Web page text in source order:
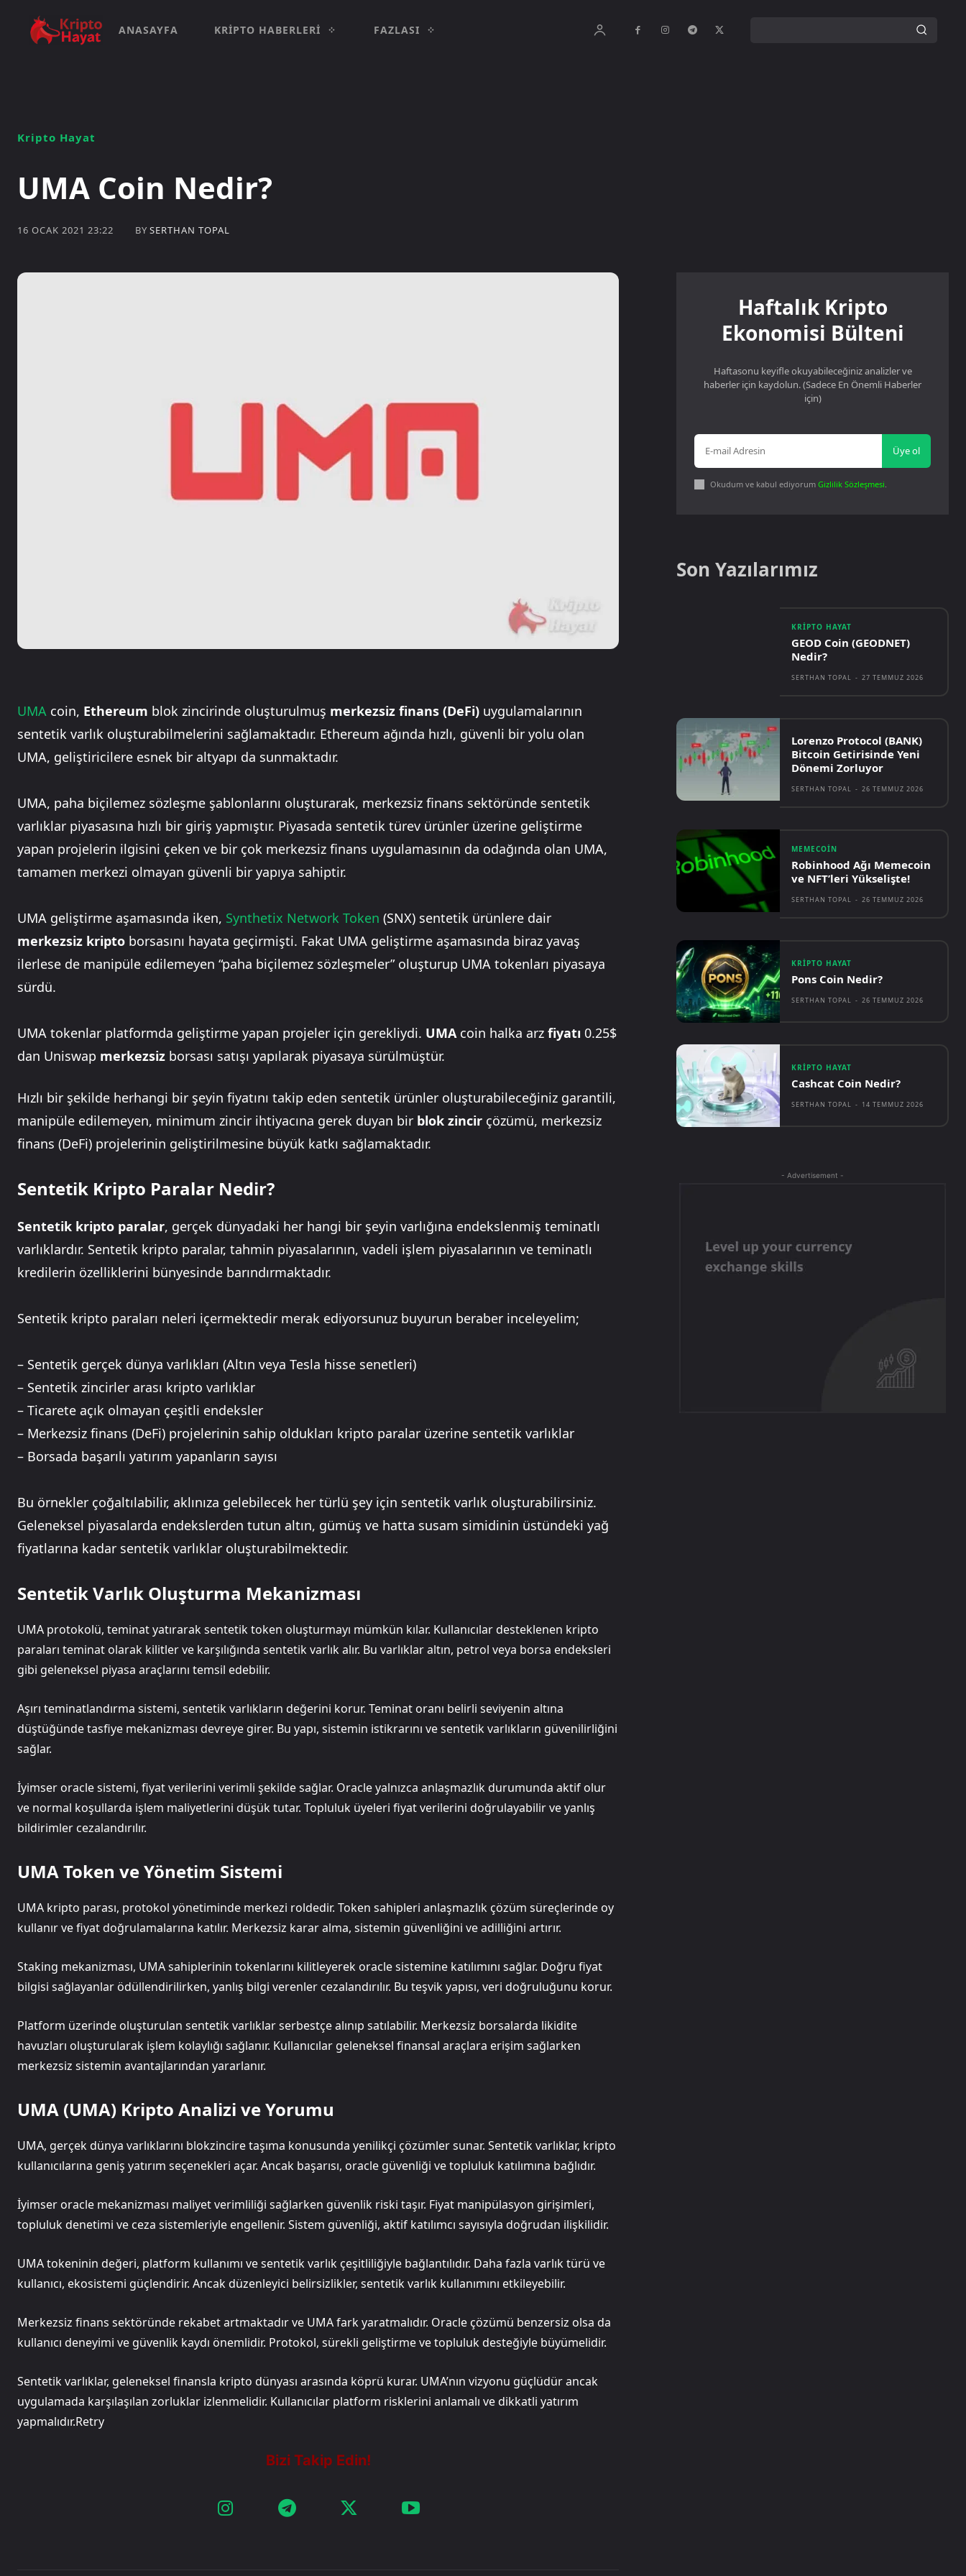
ANASAYFA KRIPTO HABERLERI FAZLASI
Kripto Hayat
UMA Coin Nedir?
16 OCAK 2021 23:22 BY SERTHAN TOPAL
UMA coin, Ethereum blok zincirinde oluşturulmuş merkezsiz finans (DeFi) uygulamalarının
sentetik varlık oluşturabilmelerini sağlamaktadır. Ethereum ağında hızlı, güvenli bir yolu olan
UMA, geliştiricilere esnek bir altyapı da sunmaktadır.
UMA, paha biçilemez sözleşme şablonlarını oluşturarak, merkezsiz finans sektöründe sentetik
varlıklar piyasasına hızlı bir giriş yapmıştır. Piyasada sentetik türev ürünler üzerine geliştirme
yapan projelerin ilgisini çeken ve bir çok merkezsiz finans uygulamasının da odağında olan UMA,
tamamen merkezi olmayan güvenli bir yapıya sahiptir.
UMA geliştirme aşamasında iken, Synthetix Network Token (SNX) sentetik ürünlere dair
merkezsiz kripto borsasını hayata geçirmişti. Fakat UMA geliştirme aşamasında biraz yavaş
ilerlese de manipüle edilemeyen “paha biçilemez sözleşmeler” oluşturup UMA tokenları piyasaya
sürdü.
UMA tokenlar platformda geliştirme yapan projeler için gerekliydi. UMA coin halka arz fiyatı 0.25$
dan Uniswap merkezsiz borsası satışı yapılarak piyasaya sürülmüştür.
Hızlı bir şekilde herhangi bir şeyin fiyatını takip eden sentetik ürünler oluşturabileceğiniz garantili,
manipüle edilemeyen, minimum zincir ihtiyacına gerek duyan bir blok zincir çözümü, merkezsiz
finans (DeFi) projelerinin geliştirilmesine büyük katkı sağlamaktadır.
Sentetik Kripto Paralar Nedir?
Sentetik kripto paralar, gerçek dünyadaki her hangi bir şeyin varlığına endekslenmiş teminatlı
varlıklardır. Sentetik kripto paralar, tahmin piyasalarının, vadeli işlem piyasalarının ve teminatlı
kredilerin özelliklerini bünyesinde barındırmaktadır.
Sentetik kripto paraları neleri içermektedir merak ediyorsunuz buyurun beraber inceleyelim;
– Sentetik gerçek dünya varlıkları (Altın veya Tesla hisse senetleri)
– Sentetik zincirler arası kripto varlıklar
– Ticarete açık olmayan çeşitli endeksler
– Merkezsiz finans (DeFi) projelerinin sahip oldukları kripto paralar üzerine sentetik varlıklar
– Borsada başarılı yatırım yapanların sayısı
Bu örnekler çoğaltılabilir, aklınıza gelebilecek her türlü şey için sentetik varlık oluşturabilirsiniz.
Geleneksel piyasalarda endekslerden tutun altın, gümüş ve hatta susam simidinin üstündeki yağ
fiyatlarına kadar sentetik varlıklar oluşturabilmektedir.
Sentetik Varlık Oluşturma Mekanizması
UMA protokolü, teminat yatırarak sentetik token oluşturmayı mümkün kılar. Kullanıcılar desteklenen kripto
paraları teminat olarak kilitler ve karşılığında sentetik varlık alır. Bu varlıklar altın, petrol veya borsa endeksleri
gibi geleneksel piyasa araçlarını temsil edebilir.
Aşırı teminatlandırma sistemi, sentetik varlıkların değerini korur. Teminat oranı belirli seviyenin altına
düştüğünde tasfiye mekanizması devreye girer. Bu yapı, sistemin istikrarını ve sentetik varlıkların güvenilirliğini
sağlar.
İyimser oracle sistemi, fiyat verilerini verimli şekilde sağlar. Oracle yalnızca anlaşmazlık durumunda aktif olur
ve normal koşullarda işlem maliyetlerini düşük tutar. Topluluk üyeleri fiyat verilerini doğrulayabilir ve yanlış
bildirimler cezalandırılır.
UMA Token ve Yönetim Sistemi
UMA kripto parası, protokol yönetiminde merkezi roldedir. Token sahipleri anlaşmazlık çözüm süreçlerinde oy
kullanır ve fiyat doğrulamalarına katılır. Merkezsiz karar alma, sistemin güvenliğini ve adilliğini artırır.
Staking mekanizması, UMA sahiplerinin tokenlarını kilitleyerek oracle sistemine katılımını sağlar. Doğru fiyat
bilgisi sağlayanlar ödüllendirilirken, yanlış bilgi verenler cezalandırılır. Bu teşvik yapısı, veri doğruluğunu korur.
Platform üzerinde oluşturulan sentetik varlıklar serbestçe alınıp satılabilir. Merkezsiz borsalarda likidite
havuzları oluşturularak işlem kolaylığı sağlanır. Kullanıcılar geleneksel finansal araçlara erişim sağlarken
merkezsiz sistemin avantajlarından yararlanır.
UMA (UMA) Kripto Analizi ve Yorumu
UMA, gerçek dünya varlıklarını blokzincire taşıma konusunda yenilikçi çözümler sunar. Sentetik varlıklar, kripto
kullanıcılarına geniş yatırım seçenekleri açar. Ancak başarısı, oracle güvenliği ve topluluk katılımına bağlıdır.
İyimser oracle mekanizması maliyet verimliliği sağlarken güvenlik riski taşır. Fiyat manipülasyon girişimleri,
topluluk denetimi ve ceza sistemleriyle engellenir. Sistem güvenliği, aktif katılımcı sayısıyla doğrudan ilişkilidir.
UMA tokeninin değeri, platform kullanımı ve sentetik varlık çeşitliliğiyle bağlantılıdır. Daha fazla varlık türü ve
kullanıcı, ekosistemi güçlendirir. Ancak düzenleyici belirsizlikler, sentetik varlık kullanımını etkileyebilir.
Merkezsiz finans sektöründe rekabet artmaktadır ve UMA fark yaratmalıdır. Oracle çözümü benzersiz olsa da
kullanıcı deneyimi ve güvenlik kaydı önemlidir. Protokol, sürekli geliştirme ve topluluk desteğiyle büyümelidir.
Sentetik varlıklar, geleneksel finansla kripto dünyası arasında köprü kurar. UMA’nın vizyonu güçlüdür ancak
uygulamada karşılaşılan zorluklar izlenmelidir. Kullanıcılar platform risklerini anlamalı ve dikkatli yatırım
yapmalıdır.Retry
Haftalık Kripto
Ekonomisi Bülteni
Haftasonu keyifle okuyabileceğiniz analizler ve
haberler için kaydolun. (Sadece En Önemli Haberler
için)
Üye ol
Okudum ve kabul ediyorumGizlilik Sözleşmesi.
Son Yazılarımız
KRIPTO HAYAT
GEOD Coin (GEODNET)
Nedir?
SERTHAN TOPAL - 27 TEMMUZ 2026
Lorenzo Protocol (BANK)
Bitcoin Getirisinde Yeni
Dönemi Zorluyor
SERTHAN TOPAL - 26 TEMMUZ 2026
MEMECOIN
Robinhood Ağı Memecoin
ve NFT’leri Yükselişte!
SERTHAN TOPAL - 26 TEMMUZ 2026
KRIPTO HAYAT
Pons Coin Nedir?
SERTHAN TOPAL - 26 TEMMUZ 2026
KRIPTO HAYAT
Cashcat Coin Nedir?
SERTHAN TOPAL - 14 TEMMUZ 2026
- Advertisement -